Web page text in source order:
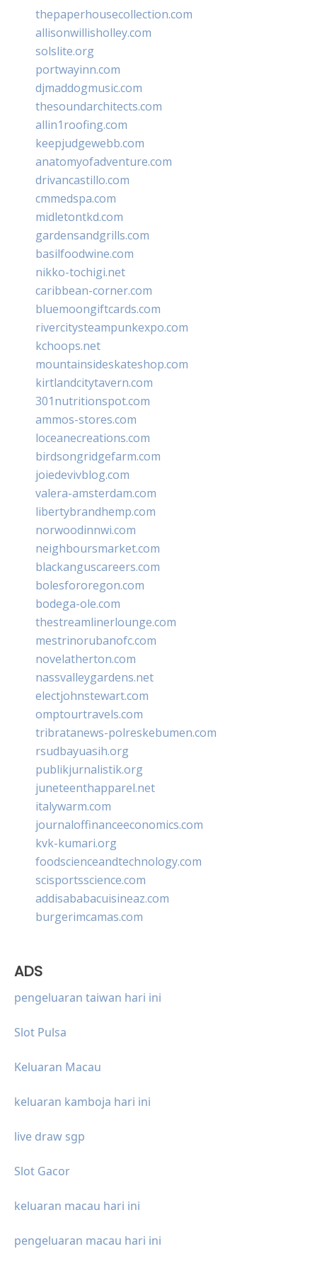
thepaperhousecollection.com
allisonwillisholley.com
solslite.org
portwayinn.com
djmaddogmusic.com
thesoundarchitects.com
allin1roofing.com
keepjudgewebb.com
anatomyofadventure.com
drivancastillo.com
cmmedspa.com
midletontkd.com
gardensandgrills.com
basilfoodwine.com
nikko-tochigi.net
caribbean-corner.com
bluemoongiftcards.com
rivercitysteampunkexpo.com
kchoops.net
mountainsideskateshop.com
kirtlandcitytavern.com
301nutritionspot.com
ammos-stores.com
loceanecreations.com
birdsongridgefarm.com
joiedevivblog.com
valera-amsterdam.com
libertybrandhemp.com
norwoodinnwi.com
neighboursmarket.com
blackanguscareers.com
bolesfororegon.com
bodega-ole.com
thestreamlinerlounge.com
mestrinorubanofc.com
novelatherton.com
nassvalleygardens.net
electjohnstewart.com
omptourtravels.com
tribratanews-polreskebumen.com
rsudbayuasih.org
publikjurnalistik.org
juneteenthapparel.net
italywarm.com
journaloffinanceeconomics.com
kvk-kumari.org
foodscienceandtechnology.com
scisportsscience.com
addisababacuisineaz.com
burgerimcamas.com
ADS
pengeluaran taiwan hari ini
Slot Pulsa
Keluaran Macau
keluaran kamboja hari ini
live draw sgp
Slot Gacor
keluaran macau hari ini
pengeluaran macau hari ini